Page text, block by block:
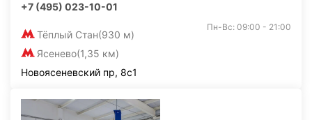
+7 (495) 023-10-01
Тёплый Стан(930 м)
Ясенево(1,35 км)
Пн-Вс: 09:00 - 21:00
Новоясеневский пр, 8с1